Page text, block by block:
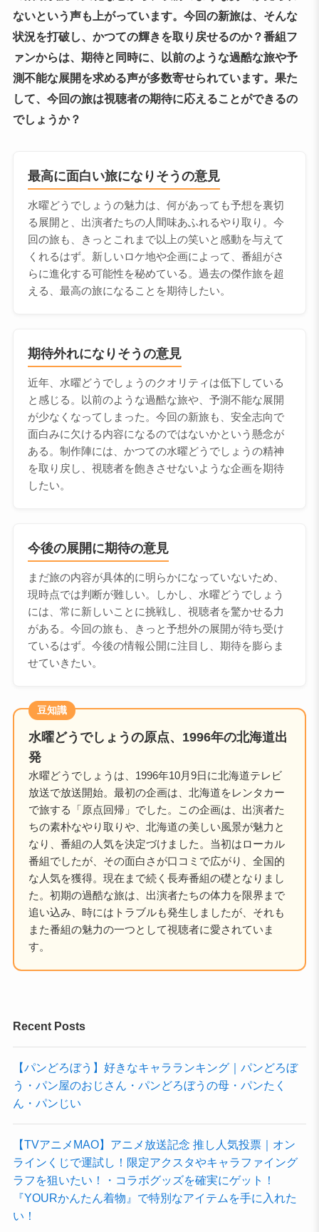
ないという声も上がっています。今回の新旅は、そんな
状況を打破し、かつての輝きを取り戻せるのか？番組フ
ァンからは、期待と同時に、以前のような過酷な旅や予
測不能な展開を求める声が多数寄せられています。果た
して、今回の旅は視聴者の期待に応えることができるの
でしょうか？
最高に面白い旅になりそうの意見
水曜どうでしょうの魅力は、何があっても予想を裏切
る展開と、出演者たちの人間味あふれるやり取り。今
回の旅も、きっとこれまで以上の笑いと感動を与えて
くれるはず。新しいロケ地や企画によって、番組がさ
らに進化する可能性を秘めている。過去の傑作旅を超
える、最高の旅になることを期待したい。
期待外れになりそうの意見
近年、水曜どうでしょうのクオリティは低下している
と感じる。以前のような過酷な旅や、予測不能な展開
が少なくなってしまった。今回の新旅も、安全志向で
面白みに欠ける内容になるのではないかという懸念が
ある。制作陣には、かつての水曜どうでしょうの精神
を取り戻し、視聴者を飽きさせないような企画を期待
したい。
今後の展開に期待の意見
まだ旅の内容が具体的に明らかになっていないため、
現時点では判断が難しい。しかし、水曜どうでしょう
には、常に新しいことに挑戦し、視聴者を驚かせる力
がある。今回の旅も、きっと予想外の展開が待ち受け
ているはず。今後の情報公開に注目し、期待を膨らま
せていきたい。
豆知識
水曜どうでしょうの原点、1996年の北海道出
発
水曜どうでしょうは、1996年10月9日に北海道テレビ
放送で放送開始。最初の企画は、北海道をレンタカー
で旅する「原点回帰」でした。この企画は、出演者た
ちの素朴なやり取りや、北海道の美しい風景が魅力と
なり、番組の人気を決定づけました。当初はローカル
番組でしたが、その面白さが口コミで広がり、全国的
な人気を獲得。現在まで続く長寿番組の礎となりまし
た。初期の過酷な旅は、出演者たちの体力を限界まで
追い込み、時にはトラブルも発生しましたが、それも
また番組の魅力の一つとして視聴者に愛されていま
す。
Recent Posts
【パンどろぼう】好きなキャラランキング｜パンどろぼ
う・パン屋のおじさん・パンどろぼうの母・パンたく
ん・パンじい
【TVアニメMAO】アニメ放送記念 推し人気投票｜オン
ラインくじで運試し！限定アクスタやキャラファイング
ラフを狙いたい！・コラボグッズを確実にゲット！
『YOURかんたん着物』で特別なアイテムを手に入れた
い！